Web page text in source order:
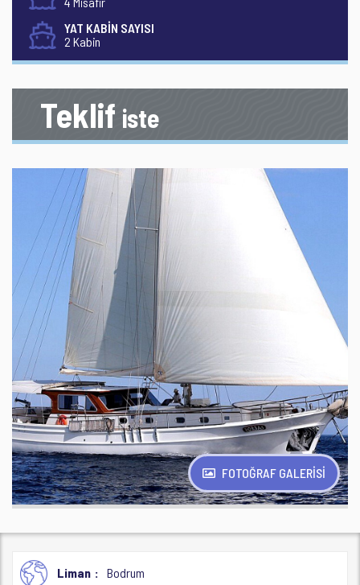
YAT KABİN SAYISI
2 Kabin
Teklif iste
FOTOĞRAF GALERİSİ
Liman Bodrum